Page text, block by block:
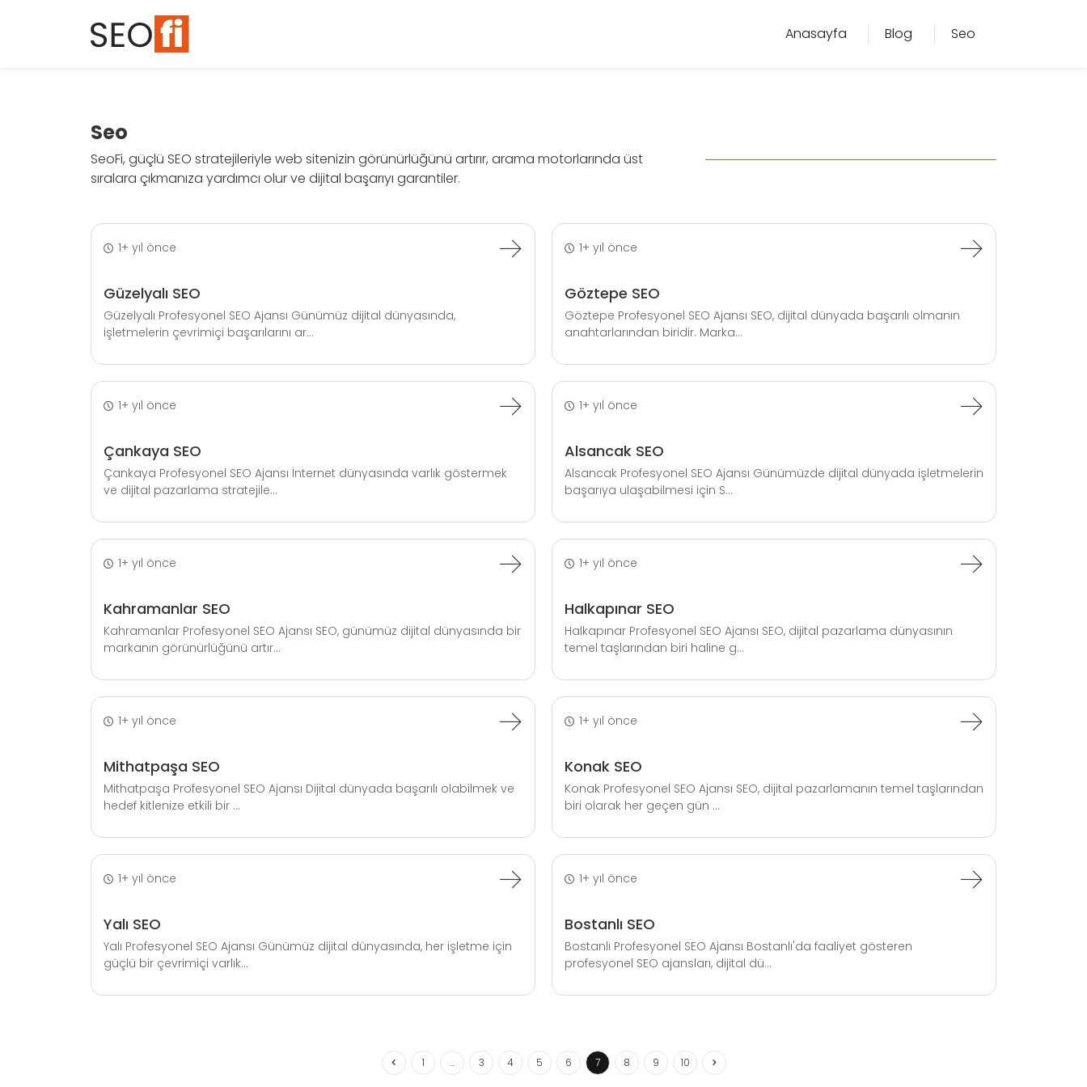
Anasayfa Blog Seo
Seo
SeoFi, güçlü SEO stratejileriyle web sitenizin görünürlüğünü artırır, arama motorlarında üst
sıralara çıkmanıza yardımcı olur ve dijital başarıyı garantiler.
1+ yıl önce
Güzelyalı SEO
Güzelyalı Profesyonel SEO Ajansı Günümüz dijital dünyasında,
işletmelerin çevrimiçi başarılarını ar...
1+ yıl önce
Göztepe SEO
Göztepe Profesyonel SEO Ajansı SEO, dijital dünyada başarılı olmanın
anahtarlarından biridir. Marka...
1+ yıl önce
Çankaya SEO
Çankaya Profesyonel SEO Ajansı İnternet dünyasında varlık göstermek
ve dijital pazarlama stratejile...
1+ yıl önce
Alsancak SEO
Alsancak Profesyonel SEO Ajansı Günümüzde dijital dünyada işletmelerin
başarıya ulaşabilmesi için S...
1+ yıl önce
Kahramanlar SEO
Kahramanlar Profesyonel SEO Ajansı SEO, günümüz dijital dünyasında bir
markanın görünürlüğünü artır...
1+ yıl önce
Halkapınar SEO
Halkapınar Profesyonel SEO Ajansı SEO, dijital pazarlama dünyasının
temel taşlarından biri haline g...
1+ yıl önce
Mithatpaşa SEO
Mithatpaşa Profesyonel SEO Ajansı Dijital dünyada başarılı olabilmek ve
hedef kitlenize etkili bir ...
1+ yıl önce
Konak SEO
Konak Profesyonel SEO Ajansı SEO, dijital pazarlamanın temel taşlarından
biri olarak her geçen gün ...
1+ yıl önce
Yalı SEO
Yalı Profesyonel SEO Ajansı Günümüz dijital dünyasında, her işletme için
güçlü bir çevrimiçi varlık...
1+ yıl önce
Bostanlı SEO
Bostanlı Profesyonel SEO Ajansı Bostanlı'da faaliyet gösteren
profesyonel SEO ajansları, dijital dü...
1 … 3 4 5 6 7 8 9 10